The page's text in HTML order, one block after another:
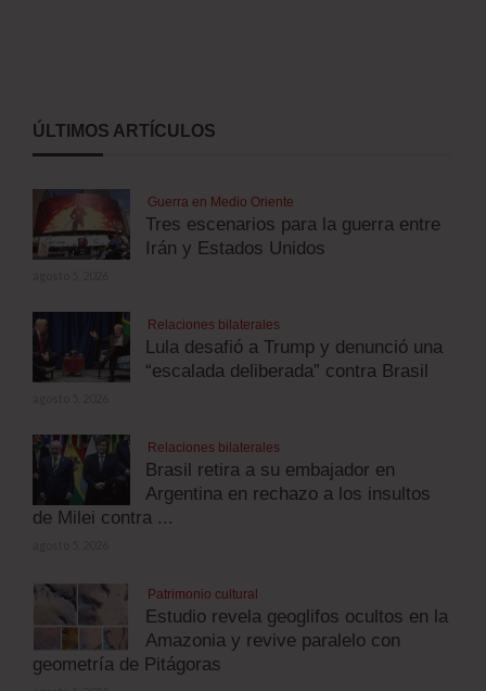
ÚLTIMOS ARTÍCULOS
Guerra en Medio Oriente
Tres escenarios para la guerra entre
Irán y Estados Unidos
Relaciones bilaterales
Lula desafió a Trump y denunció una
“escalada deliberada” contra Brasil
Relaciones bilaterales
Brasil retira a su embajador en
Argentina en rechazo a los insultos
de Milei contra ...
Patrimonio cultural
Estudio revela geoglifos ocultos en la
Amazonia y revive paralelo con
geometría de Pitágoras